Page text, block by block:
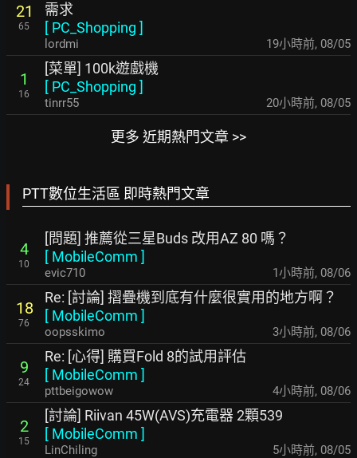
21
65
需求
[ PC_Shopping ]
lordmi 19小時前, 08/05
1
16
[菜單] 100k遊戲機
[ PC_Shopping ]
tinrr55 20小時前, 08/05
更多 近期熱門文章 >>
PTT數位生活區 即時熱門文章
4
10
[問題] 推薦從三星Buds 改用AZ 80 嗎？
[ MobileComm ]
evic710 1小時前, 08/06
18
76
Re: [討論] 摺疊機到底有什麼很實用的地方啊？
[ MobileComm ]
oopsskimo 3小時前, 08/06
9
24
Re: [心得] 購買Fold 8的試用評估
[ MobileComm ]
pttbeigowow 4小時前, 08/06
2
15
[討論] Riivan 45W(AVS)充電器 2顆539
[ MobileComm ]
LinChiling 5小時前, 08/05